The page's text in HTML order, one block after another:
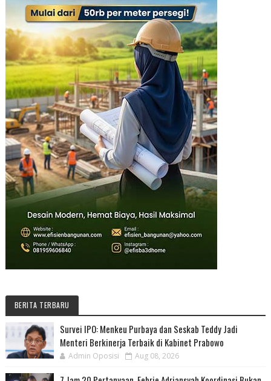
BERITA TERBARU
Survei IPO: Menkeu Purbaya dan Seskab Teddy Jadi
Menteri Berkinerja Terbaik di Kabinet Prabowo
Admin Oposisi Aug 08, 2026